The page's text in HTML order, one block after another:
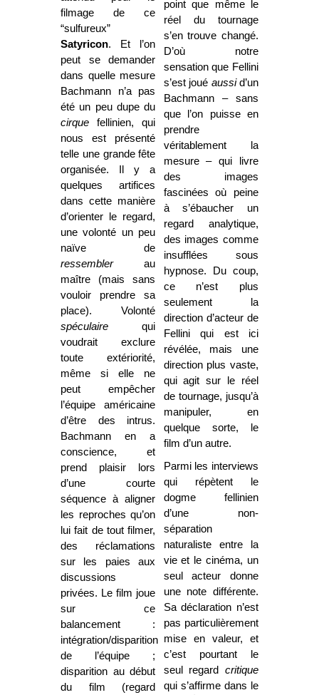
filmage de ce
“sulfureux”
Satyricon. Et l’on
peut se demander
dans quelle mesure
Bachmann n’a pas
été un peu dupe du
cirque fellinien, qui
nous est présenté
telle une grande fête
organisée. Il y a
quelques artifices
dans cette manière
d’orienter le regard,
une volonté un peu
naïve de
ressemblerau
maître (mais sans
vouloir prendre sa
place). Volonté
spéculaire qui
voudrait exclure
toute extériorité,
même si elle ne
peut empêcher
l’équipe américaine
d’être des intrus.
Bachmann en a
conscience, et
prend plaisir lors
d’une courte
séquence à aligner
les reproches qu’on
lui fait de tout filmer,
des réclamations
sur les paies aux
discussions
privées. Le film joue
sur ce
balancement :
intégration/disparition
de l’équipe ;
disparition au début
du film (regard
point que même le
réel du tournage
s’en trouve changé.
D’où notre
sensation que Fellini
s’est joué aussid’un
Bachmann – sans
que l’on puisse en
prendre
véritablement la
mesure – qui livre
des images
fascinées où peine
à s’ébaucher un
regard analytique,
des images comme
insufflées sous
hypnose. Du coup,
ce n’est plus
seulement la
direction d’acteur de
Fellini qui est ici
révélée, mais une
direction plus vaste,
qui agit sur le réel
de tournage, jusqu’à
manipuler, en
quelque sorte, le
film d’un autre.
Parmi les interviews
qui répètent le
dogme fellinien
d’une non-
séparation
naturaliste entre la
vie et le cinéma, un
seul acteur donne
une note différente.
Sa déclaration n’est
pas particulièrement
mise en valeur, et
c’est pourtant le
seul regard critique
qui s’affirme dans le